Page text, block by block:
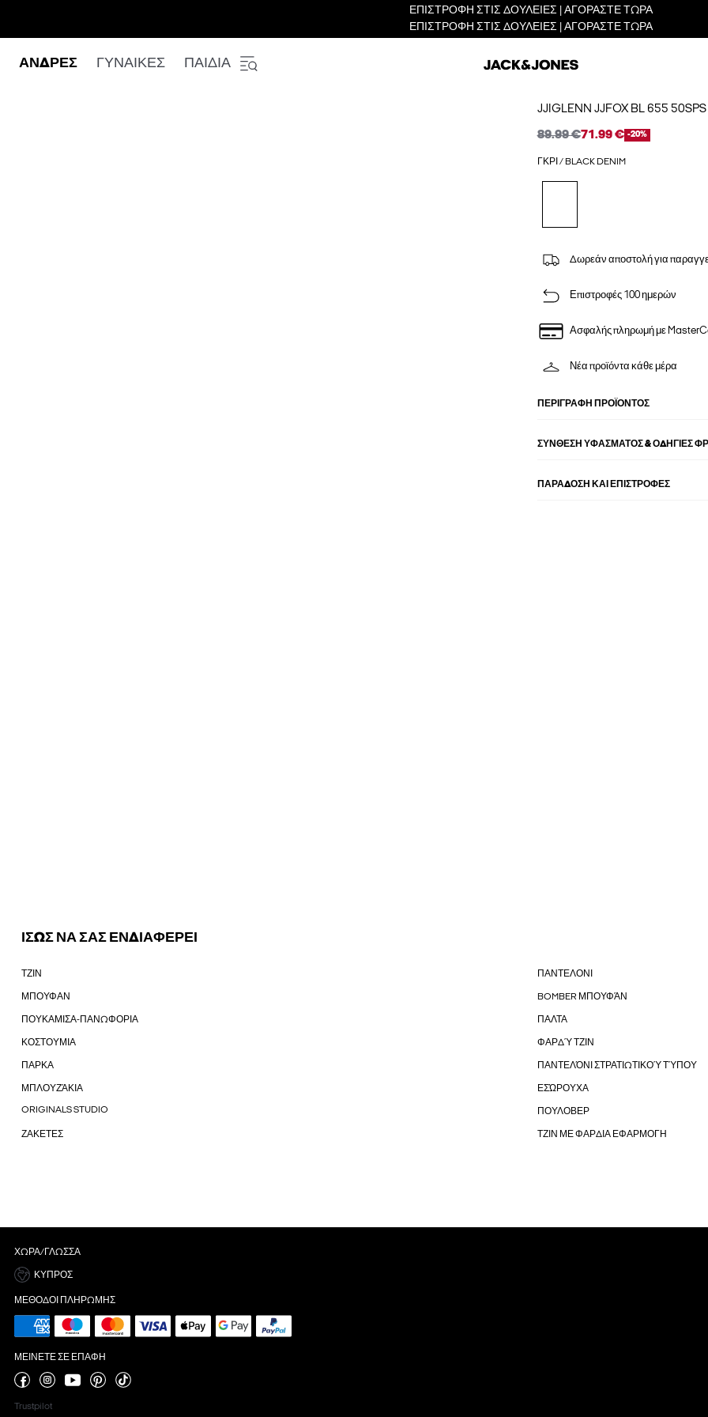
ΕΠΙΣΤΡΟΦΗ ΣΤΙΣ ΔΟΥΛΕΙΕΣ | ΑΓΟΡΑΣΤΕ ΤΩΡΑ
ΕΠΙΣΤΡΟΦΗ ΣΤΙΣ ΔΟΥΛΕΙΕΣ | ΑΓΟΡΑΣΤΕ ΤΩΡΑ
ΑΝΔΡΕΣ ΓΥΝΑΙΚΕΣ ΠΑΙΔΙΑ
JJIGLENN JJFOX BL 655
89.99 €71.99 € -20%
ΓΚΡΙ / BLACK DENIM
Δωρεάν αποστολή για
Επιστροφές 100 ημερών
Ασφαλής πληρωμή με
Νέα προϊόντα κάθε μέρα
ΠΕΡΙΓΡΑΦΉ ΠΡΟΪΌΝΤΟΣ
ΣΎΝΘΕΣΗ ΥΦΆΣΜΑΤΟΣ & ΟΔΗΓΊΕΣ
ΠΑΡΑΔΟΣΗ ΚΑΙ ΕΠΙΣΤΡΟΦΕΣ
ΙΣΩΣ ΝΑ ΣΑΣ ΕΝΔΙΑΦΕΡΕΙ
ΤΖΙΝ ΠΑΝΤΕΛΟΝΙ
ΜΠΟΥΦΑΝ BOMBER ΜΠΟΥΦΆΝ
ΠΟΥΚΑΜΙΣΑ-ΠΑΝΩΦΟΡΙΑ ΠΑΛΤΑ
ΚΟΣΤΟΥΜΙΑ ΦΑΡΔΎ ΤΖΙΝ
ΠΑΡΚΑ ΠΑΝΤΕΛΌΝΙ ΣΤΡΑΤΙΩΤΙΚΟΎ ΤΎΠΟΥ
ΜΠΛΟΥΖΆΚΙΑ ΕΣΏΡΟΥΧΑ
ORIGINALS STUDIO ΠΟΥΛΟΒΕΡ
ΖΑΚΕΤΕΣ ΤΖΙΝ ΜΕ ΦΑΡΔΙΑ ΕΦΑΡΜΟΓΗ
ΧΏΡΑ/ΓΛΏΣΣΑ
ΚΎΠΡΟΣ
ΜΈΘΟΔΟΙ ΠΛΗΡΩΜΉΣ
ΜΕΊΝΕΤΕ ΣΕ ΕΠΑΦΉ
Trustpilot